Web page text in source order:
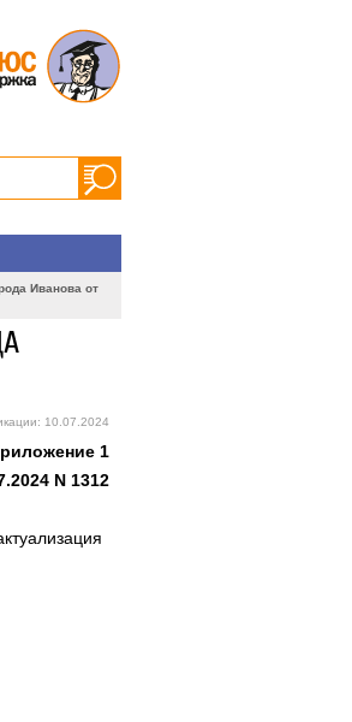
Иванова от
10.07.2024
1
N 1312